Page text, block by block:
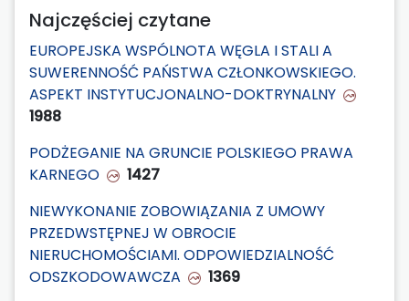
Najczęściej czytane
EUROPEJSKA WSPÓLNOTA WĘGLA I STALI A
SUWERENNOŚĆ PAŃSTWA CZŁONKOWSKIEGO.
ASPEKT INSTYTUCJONALNO-DOKTRYNALNY
1988
PODŻEGANIE NA GRUNCIE POLSKIEGO PRAWA
KARNEGO
1427
NIEWYKONANIE ZOBOWIĄZANIA Z UMOWY
PRZEDWSTĘPNEJ W OBROCIE
NIERUCHOMOŚCIAMI. ODPOWIEDZIALNOŚĆ
ODSZKODOWAWCZA
1369